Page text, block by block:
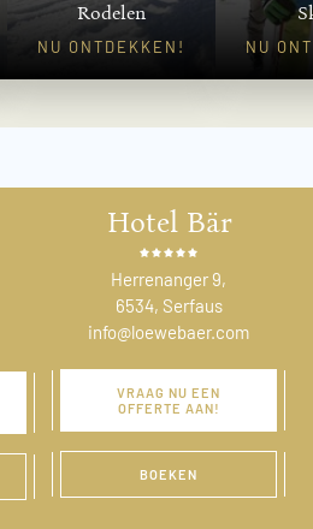
Rodelen
NU ONTDEKKEN! NU
Hotel Bär
Herrenanger 9,
6534, Serfaus
info@loewebaer.com
VRAAG NU EEN
OFFERTE AAN!
BOEKEN